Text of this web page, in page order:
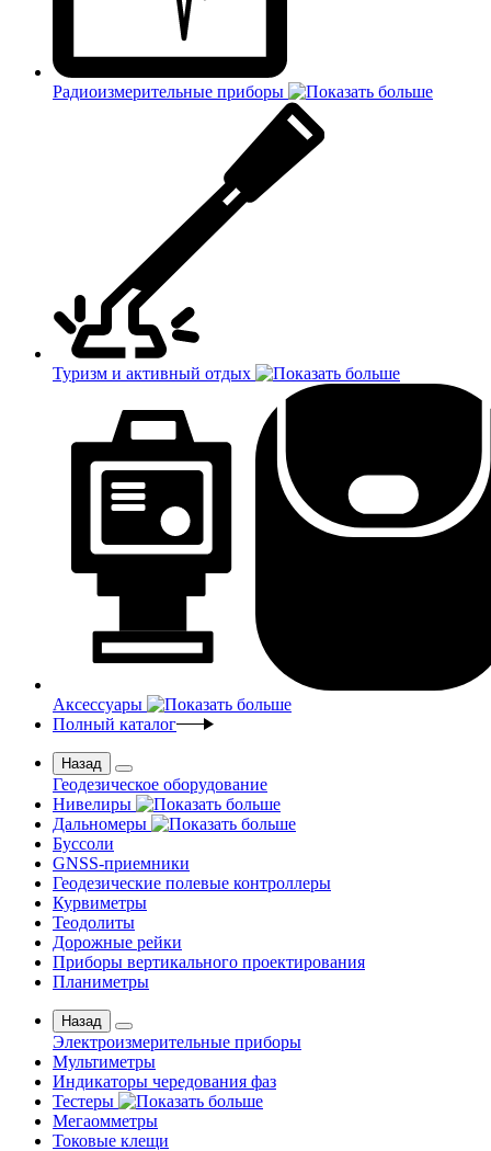
Радиоизмерительные приборы
Туризм и активный отдых
Аксессуары
Полный каталог
Назад
Геодезическое оборудование
Нивелиры
Дальномеры
Буссоли
GNSS-приемники
Геодезические полевые контроллеры
Курвиметры
Теодолиты
Дорожные рейки
Приборы вертикального проектирования
Планиметры
Назад
Электроизмерительные приборы
Мультиметры
Индикаторы чередования фаз
Тестеры
Мегаомметры
Токовые клещи